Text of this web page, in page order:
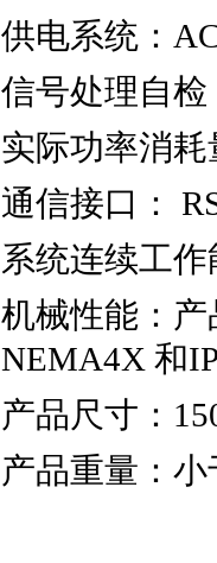
供电系统：
信号处理自
实际功率消耗
通信接口：
系统连续工
机械性能：
NEMA4X 和
产品尺寸：
产品重量：小